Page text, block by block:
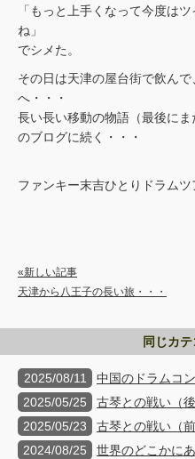
「もっと上手くなって今度は
ね」
でシメた。
その日は天津の屋台街で飲ん
へ・・・
長い長い移動の物語（最後に
のブログに続く・・・
ファンキー末吉ひとりドラムツ
«新しい記事
天津から八王子の長い旅・・・
同じカ
2025/08/11
中国のドラムコ
2025/05/25
古琴との戦い（後
2025/05/23
古琴との戦い（前
2024/08/25
世界のどこかに